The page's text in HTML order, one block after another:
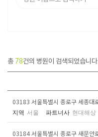
총 78건의 병원이 검색되었습니다.
03183 서울특별시 종로구 세종대
지역 서울 파트너사 현대해상
03184 서울특별시 종로구 새문안